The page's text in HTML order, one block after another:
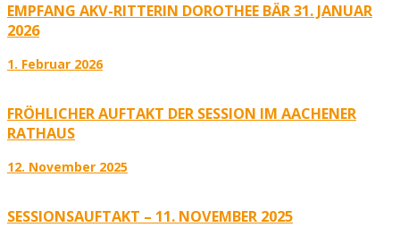
EMPFANG AKV-RITTERIN DOROTHEE BÄR 31. JANUAR
2026
1. Februar 2026
FRÖHLICHER AUFTAKT DER SESSION IM AACHENER
RATHAUS
12. November 2025
SESSIONSAUFTAKT – 11. NOVEMBER 2025